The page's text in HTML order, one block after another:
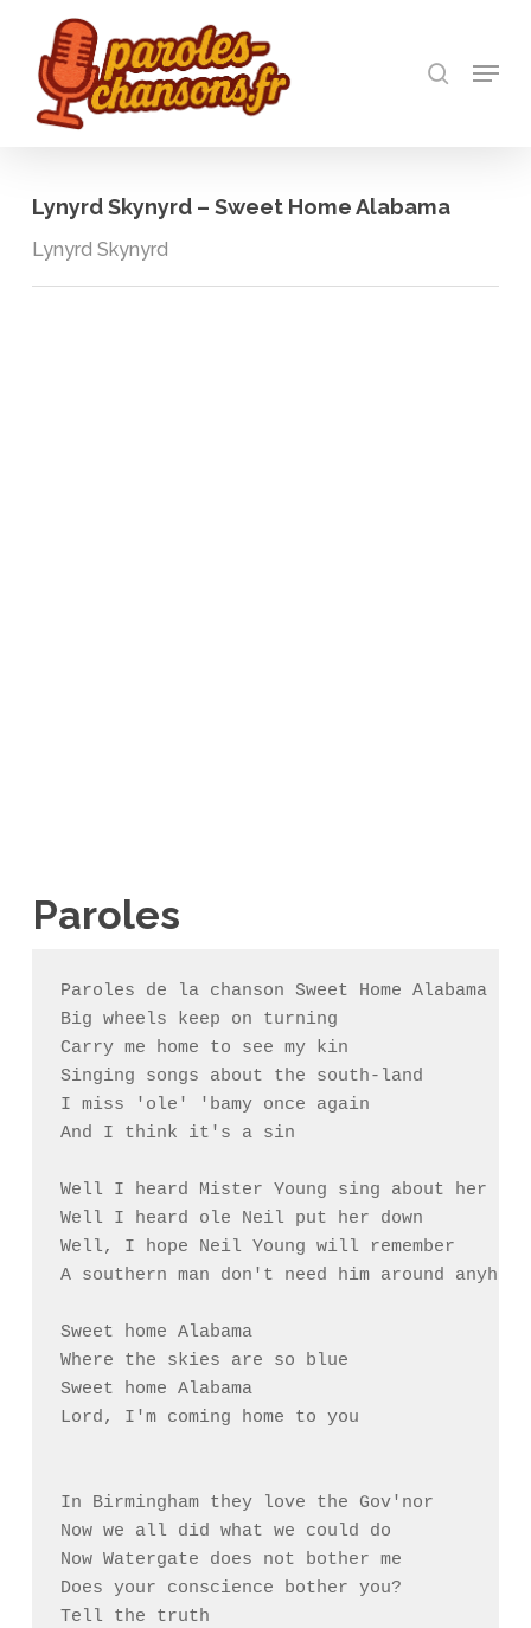
main
content
Menu
Lynyrd Skynyrd – Sweet Home Alabama
Lynyrd Skynyrd
Paroles
Paroles de la chanson Sweet Home Alabama
Big wheels keep on turning
Carry me home to see my kin
Singing songs about the south-land
I miss 'ole' 'bamy once again
And I think it's a sin
Well I heard Mister Young sing about her
Well I heard ole Neil put her down
Well, I hope Neil Young will remember
A southern man don't need him around anyhow
Sweet home Alabama
Where the skies are so blue
Sweet home Alabama
Lord, I'm coming home to you
In Birmingham they love the Gov'nor
Now we all did what we could do
Now Watergate does not bother me
Does your conscience bother you?
Tell the truth
Close